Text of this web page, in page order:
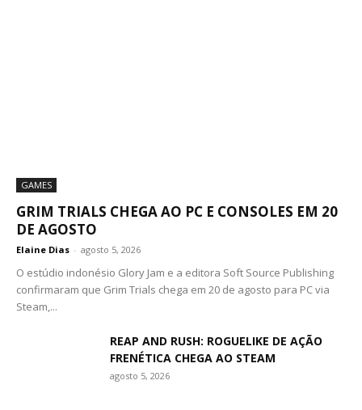
GAMES
GRIM TRIALS CHEGA AO PC E CONSOLES EM 20
DE AGOSTO
Elaine Dias - agosto 5, 2026
O estúdio indonésio Glory Jam e a editora Soft Source Publishing
confirmaram que Grim Trials chega em 20 de agosto para PC via
Steam,...
REAP AND RUSH: ROGUELIKE DE AÇÃO
FRENÉTICA CHEGA AO STEAM
agosto 5, 2026